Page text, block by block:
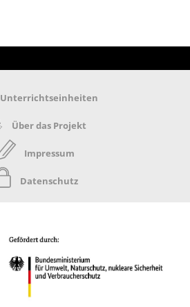
Unterrichtseinheiten
Über das Projekt
Impressum
Datenschutz